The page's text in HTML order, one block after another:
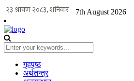
7th August 2026
गृहपृष्ठ
अर्थतन्त्र